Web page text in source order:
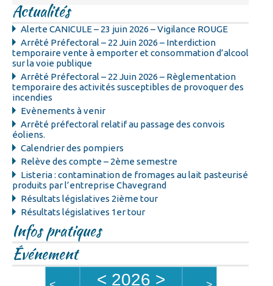
Actualités
Alerte CANICULE – 23 juin 2026 – Vigilance ROUGE
Arrêté Préfectoral – 22 Juin 2026 – Interdiction
temporaire vente à emporter et consommation d’alcool
sur la voie publique
Arrêté Préfectoral – 22 Juin 2026 – Règlementation
temporaire des activités susceptibles de provoquer des
incendies
Evènements à venir
Arrêté préfectoral relatif au passage des convois
éoliens.
Calendrier des pompiers
Relève des compte – 2ème semestre
Listeria : contamination de fromages au lait pasteurisé
produits par l’entreprise Chavegrand
Résultats législatives 2ième tour
Résultats législatives 1er tour
Infos pratiques
Événement
< 2026 >